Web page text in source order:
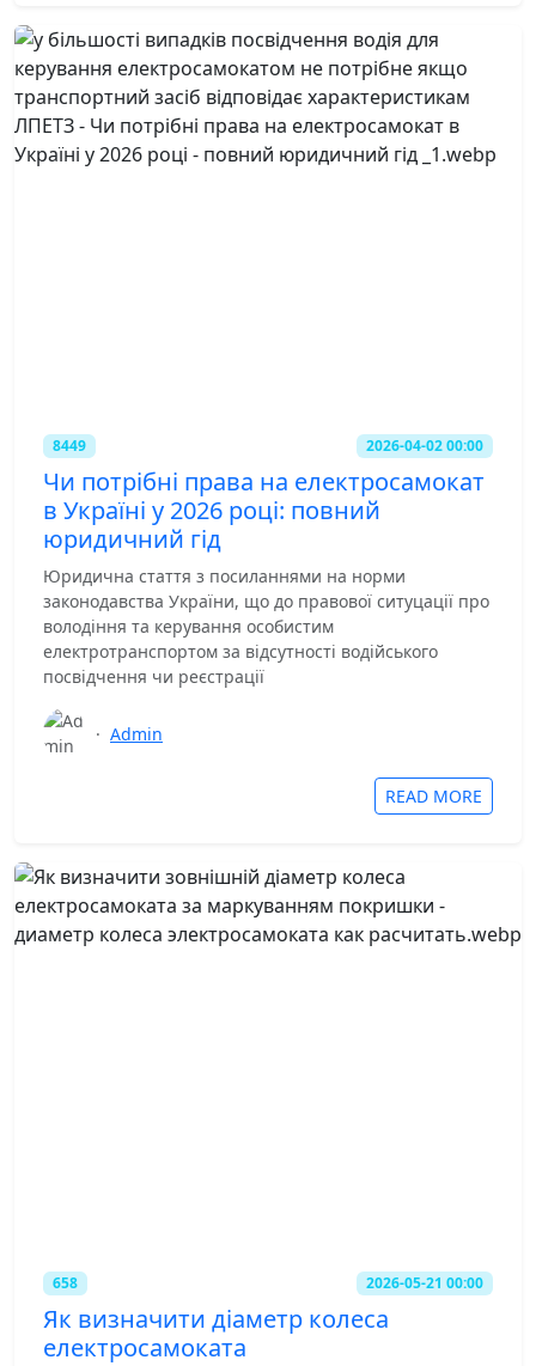
8449 2026-04-02 00:00
Чи потрібні права на електросамокат
в Україні у 2026 році: повний
юридичний гід
Юридична стаття з посиланнями на норми
законодавства України, що до правової ситуцації про
володіння та керування особистим
електротранспортом за відсутності водійського
посвідчення чи реєстрації
· Admin
READ MORE
658 2026-05-21 00:00
Як визначити діаметр колеса
електросамоката